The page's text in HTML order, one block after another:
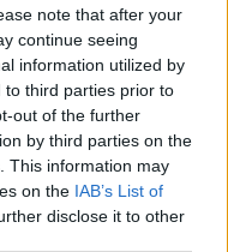
note that after your
continue seeing
information utilized by
to third parties prior to
out of the further
by third parties on the
This information may
on the IAB’s List of
disclose it to other
BÁV ART Aukciósház és
Budapest, Csalogány u.
(06 1) 331 0513
http://bav-art.hu